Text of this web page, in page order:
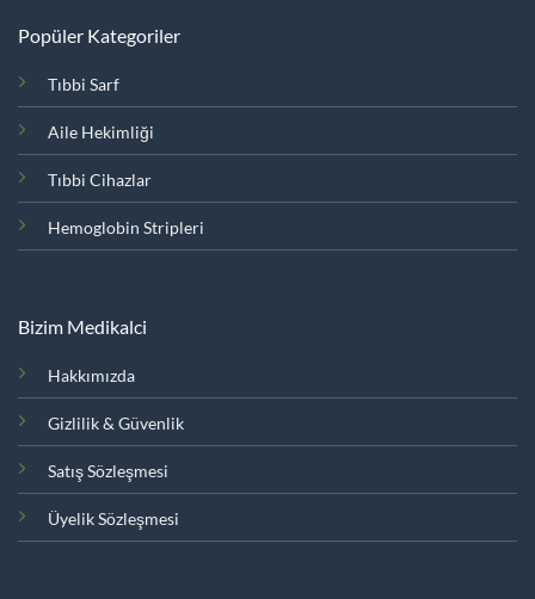
Popüler Kategoriler
Tıbbi Sarf
Aile Hekimliği
Tıbbi Cihazlar
Hemoglobin Stripleri
Bizim Medikalci
Hakkımızda
Gizlilik & Güvenlik
Satış Sözleşmesi
Üyelik Sözleşmesi